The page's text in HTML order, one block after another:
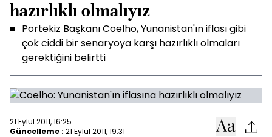
hazırlıklı olmalıyız
Portekiz Başkanı Coelho, Yunanistan'ın iflası gibi
çok ciddi bir senaryoya karşı hazırlıklı olmaları
gerektiğini belirtti
21 Eylül 2011, 16:25
Güncelleme : 21 Eylül 2011, 19:31